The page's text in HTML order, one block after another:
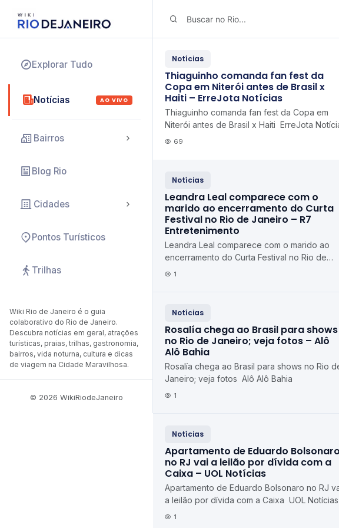
Explorar Tudo
Notícias AO VIVO
Bairros
Blog Rio
Cidades
Pontos Turísticos
Trilhas
Wiki Rio de Janeiro é o guia
colaborativo do Rio de Janeiro.
Descubra notícias em geral, atrações
turísticas, praias, trilhas, gastronomia,
bairros, vida noturna, cultura e dicas
de viagem na Cidade Maravilhosa.
© 2026 WikiRiodeJaneiro
Notícias
Thiaguinho comanda fan fest da
Copa em Niterói antes de Brasil x
Haiti – ErreJota Notícias
Thiaguinho comanda fan fest da Copa em
Niterói antes de Brasil x Haiti ErreJota
69
Notícias
Leandra Leal comparece com o
marido ao encerramento do Curta
Festival no Rio de Janeiro – R7
Entretenimento
Leandra Leal comparece com o marido ao
encerramento do Curta Festival no Rio de
Janeiro R7 Entretenimento
1
Notícias
Rosalía chega ao Brasil para shows
no Rio de Janeiro; veja fotos – Alô
Alô Bahia
Rosalía chega ao Brasil para shows no Rio
Janeiro; veja fotos Alô Alô Bahia
1
Notícias
Apartamento de Eduardo Bolsonaro
no RJ vai a leilão por dívida com a
Caixa – UOL Notícias
Apartamento de Eduardo Bolsonaro no RJ
a leilão por dívida com a Caixa UOL Notícias
1